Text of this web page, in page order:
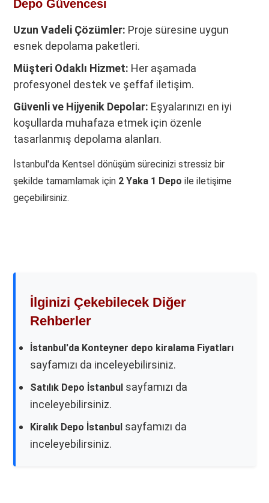
Depo Güvencesi
Uzun Vadeli Çözümler: Proje süresine uygun
esnek depolama paketleri.
Müşteri Odaklı Hizmet: Her aşamada
profesyonel destek ve şeffaf iletişim.
Güvenli ve Hijyenik Depolar: Eşyalarınızı en iyi
koşullarda muhafaza etmek için özenle
tasarlanmış depolama alanları.
İstanbul'da Kentsel dönüşüm sürecinizi stressiz bir
şekilde tamamlamak için 2 Yaka 1 Depo ile iletişime
geçebilirsiniz.
İlginizi Çekebilecek Diğer
Rehberler
İstanbul'da Konteyner depo kiralama Fiyatları
sayfamızı da inceleyebilirsiniz.
Satılık Depo İstanbul sayfamızı da
inceleyebilirsiniz.
Kiralık Depo İstanbul sayfamızı da
inceleyebilirsiniz.